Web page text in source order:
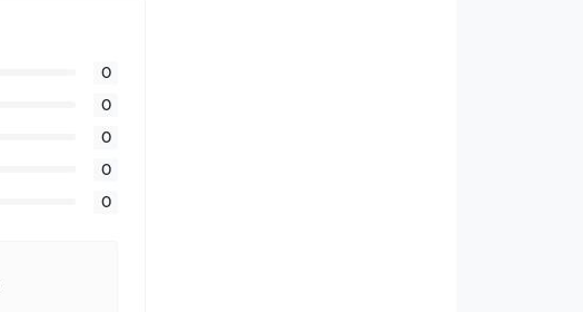
0
0
0
0
0